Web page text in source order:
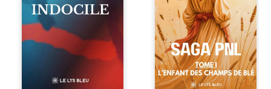
amours qu’on
dérange, les corps
qu’on administre
et les liens qu’on
sabote, cet
ouvrage parle à
vivent trop fort,
trop vrai, trop tôt.
genou, livrant son
peuple à l’ombre
d’Ivorny. À Atove,
Luwel aurait pu
disparaître dans
les ruines de son
destin ; pourtant,
sous les pierres
d’un temple